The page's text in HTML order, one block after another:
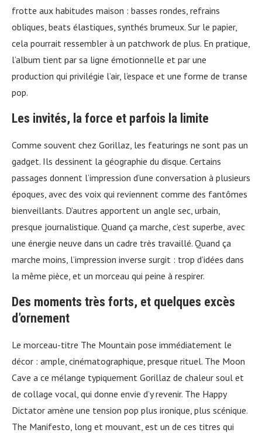
frotte aux habitudes maison : basses rondes, refrains
obliques, beats élastiques, synthés brumeux. Sur le papier,
cela pourrait ressembler à un patchwork de plus. En pratique,
l’album tient par sa ligne émotionnelle et par une
production qui privilégie l’air, l’espace et une forme de transe
pop.
Les invités, la force et parfois la limite
Comme souvent chez Gorillaz, les featurings ne sont pas un
gadget. Ils dessinent la géographie du disque. Certains
passages donnent l’impression d’une conversation à plusieurs
époques, avec des voix qui reviennent comme des fantômes
bienveillants. D’autres apportent un angle sec, urbain,
presque journalistique. Quand ça marche, c’est superbe, avec
une énergie neuve dans un cadre très travaillé. Quand ça
marche moins, l’impression inverse surgit : trop d’idées dans
la même pièce, et un morceau qui peine à respirer.
Des moments très forts, et quelques excès
d’ornement
Le morceau-titre The Mountain pose immédiatement le
décor : ample, cinématographique, presque rituel. The Moon
Cave a ce mélange typiquement Gorillaz de chaleur soul et
de collage vocal, qui donne envie d’y revenir. The Happy
Dictator amène une tension pop plus ironique, plus scénique.
The Manifesto, long et mouvant, est un de ces titres qui